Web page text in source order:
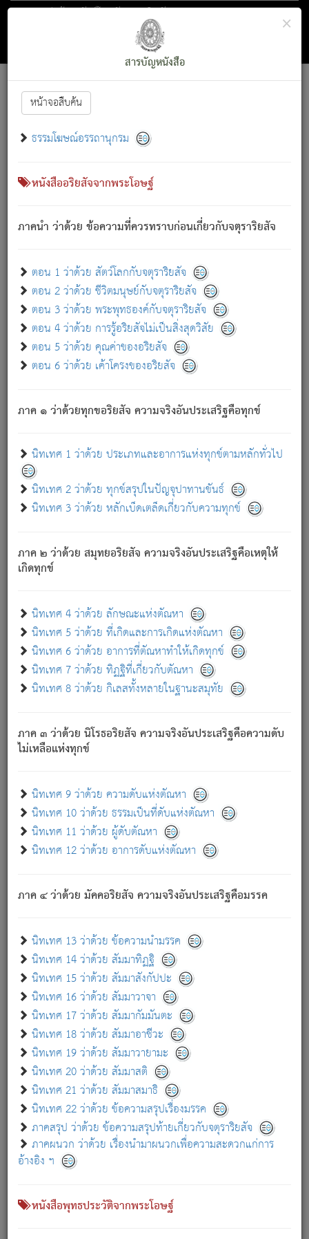
ตอน 1 ว่าด้วย สัตว์โลกกับจตุราริยสัจ
สารบัญ×
สารบัญหนังสือ
หน้าจอสืบค้น
ธรรมโฆษณ์อรรถานุกรม
หนังสืออริยสัจจากพระโอษฐ์
ภาคนำ ว่าด้วย ข้อความที่ควรทราบก่อนเกี่ยวกับจตุราริยสัจ
ตอน 1 ว่าด้วย สัตว์โลกกับจตุราริยสัจ
ตอน 2 ว่าด้วย ชีวิตมนุษย์กับจตุราริยสัจ
ตอน 3 ว่าด้วย พระพุทธองค์กับจตุราริยสัจ
ตอน 4 ว่าด้วย การรู้อริยสัจไม่เป็นสิ่งสุดวิสัย
ตอน 5 ว่าด้วย คุณค่าของอริยสัจ
ตอน 6 ว่าด้วย เค้าโครงของอริยสัจ
ภาค ๑ ว่าด้วยทุกขอริยสัจ ความจริงอันประเสริฐคือทุกข์
นิทเทศ 1 ว่าด้วย ประเภทและอาการแห่งทุกข์ตามหลักทั่วไป
นิทเทศ 2 ว่าด้วย ทุกข์สรุปในปัญจุปาทานขันธ์
นิทเทศ 3 ว่าด้วย หลักเบ็ดเตล็ดเกี่ยวกับความทุกข์
ภาค ๒ ว่าด้วย สมุทยอริยสัจ ความจริงอันประเสริฐคือเหตุให้
เกิดทุกข์
นิทเทศ 4 ว่าด้วย ลักษณะแห่งตัณหา
นิทเทศ 5 ว่าด้วย ที่เกิดและการเกิดแห่งตัณหา
นิทเทศ 6 ว่าด้วย อาการที่ตัณหาทำให้เกิดทุกข์
นิทเทศ 7 ว่าด้วย ทิฏฐิที่เกี่ยวกับตัณหา
นิทเทศ 8 ว่าด้วย กิเลสทั้งหลายในฐานะสมุทัย
ภาค ๓ ว่าด้วย นิโรธอริยสัจ ความจริงอันประเสริฐคือความดับ
ไม่เหลือแห่งทุกข์
นิทเทศ 9 ว่าด้วย ความดับแห่งตัณหา
นิทเทศ 10 ว่าด้วย ธรรมเป็นที่ดับแห่งตัณหา
นิทเทศ 11 ว่าด้วย ผู้ดับตัณหา
นิทเทศ 12 ว่าด้วย อาการดับแห่งตัณหา
ภาค ๔ ว่าด้วย มัคคอริยสัจ ความจริงอันประเสริฐคือมรรค
นิทเทศ 13 ว่าด้วย ข้อความนำมรรค
นิทเทศ 14 ว่าด้วย สัมมาทิฏฐิ
นิทเทศ 15 ว่าด้วย สัมมาสังกัปปะ
นิทเทศ 16 ว่าด้วย สัมมาวาจา
นิทเทศ 17 ว่าด้วย สัมมากัมมันตะ
นิทเทศ 18 ว่าด้วย สัมมาอาชีวะ
นิทเทศ 19 ว่าด้วย สัมมาวายามะ
นิทเทศ 20 ว่าด้วย สัมมาสติ
นิทเทศ 21 ว่าด้วย สัมมาสมาธิ
นิทเทศ 22 ว่าด้วย ข้อความสรุปเรื่องมรรค
ภาคสรุป ว่าด้วย ข้อความสรุปท้ายเกี่ยวกับจตุราริยสัจ
ภาคผนวก ว่าด้วย เรื่องนำมาผนวกเพื่อความสะดวกแก่การ
อ้างอิง ฯ
หนังสือพุทธประวัติจากพระโอษฐ์
Font :15 ]||
สัตว์โลกนี้ เกิดความเดือดร้อนแล้ว มีผัสสะบังหน้า
เขาสำคัญสิ่งใด โดยความเป็นประการใด แต่สิ่งนั้นย่อมเป็น
(ตามที่เป็นจริง) โดยประการอื่นจากที่เขาสำคัญนั้น
สัตว์โลกติดข้องอยู่ในภพ ถูกภพบังหน้าแล้ว มีภพโดยความ
เป็นอย่างอื่น (จากที่มันเป็นอยู่จริง) จึงได้เพลิดเพลินยิ่งนักในภพ
เขาเพลิดเพลินยิ่งนักในสิ่งใด สิ่งนั้นเป็นภัย (ที่เขาไม่รู้จัก)
เขากลัวต่อสิ่งใดสิ่งนั้นเป็นทุกข์
พรหมจรรย์นี้ อันบุคคลย่อมประพฤติ ก็เพื่อการละขาดซึ่ง
ภพ.
สมณะหรือพราหมณ์เหล่าใด กล่าวความหลุดพ้นจากภพว่า
มีได้เพราะภพ เรากล่าวว่า สมณะหรือพราหมณ์ทั้งปวงนั้น
มิใช่ผู้หลดพ้นจากภพ.
ภพ ว่ามีได้เพราะวิภพ[2]: เรากล่าวว่า สมณะหรือพราหมณ์ทั้ง
ปวงนั้น ก็ยังสลัดภพออกไปไม่ได้.
ก็ทุกข์นี้มีขึ้น เพราะอาศัยซึ่งอุปธิทั้งปวง.
เพราะความสิ้นไปแห่งอุปาทานทั้งปวง ความเกิดขึ้นแห่ง
ทุกข์จึงไม่มี.
ท่านจงดูโลกนี้เถิด (จะเห็นว่า) สัตว์ทั้งหลายอันอวิชาหนา
แน่นบังหนาแล้ว; และว่า สัตว์ผู้ยินดีในภพอันเป็นแล้วนั้น ย่อม
อันเป็นไปในที่หรือเวลาทั้งปวง[3]เพื่อความมีแห่งประโยชน์โดย
ประการทั้งปวง; ภพทั้งหลายทั้งหมดนั้น ไม่เที่ยง เป็นทุกข์ มี
ความแปรปรวนเป็นธรรมดา.
อย่างนี้อยู่; เขาย่อมละภวตัณหาได้ และไม่เพลิดเพลินวิภวตัณหา
ด้วย.
ความดับเพราะความสำรอกไม่เหลือ (แห่งภพทั้งหลาย)
เพราะความสิ้นไปแห่งตัณหาโดยประการทั้งปวง นั้นคือ
นิพพาน.
ภพใหม่ย่อมไม่มีแก่ภิกษุนั้น ผู้ดับเย็นสนิทแล้ว เพราะไม่มี
ภิกษุนั้น เป็นผู้ครอบงำมารได้แล้ว ชนะสงครามแล้ว ก้าวล่วง
ภพทั้งหลายทั้งปวงได้แล้ว เป็นผู้คงที่ (คือไม่เปลี่ยนแปลงอีกต่อ
- อุ.ขุ. ๒๕/๑๒๑/๘๔.
(ข้อความนี้ เป็นพระพุทธอุทานที่ทรงเปล่งออก ที่โคนต้นโพธิ์
เป็นที่ตรัสรู้ เมื่อตรัสรู้แล้วได้ 7 วัน)
เกี่ยวกับธรรมโฆษณ์ออนไลน์ (Disclaimer)
แม้ระบบ "ธรรมโฆษณ์ออนไลน์" พยายามปรับปรุงข้อมูลให้ถูกต้องมากที่สุด
ผู้ศึกษาก็พึงตรวจสอบกับตัวเล่มหนังสือต้นฉบับ ที่มีการพิมพ์ครั้งล่าสุด
ก่อนนำข้อมูลไปใช้ในการอ้างอิง"
เกี่ยวกับอัตถจารี|เกี่ยวกับการพัฒนา|แจ้งข้อผิดพลาด / แนะนำ
หนังสือที่เกี่ยวข้อง